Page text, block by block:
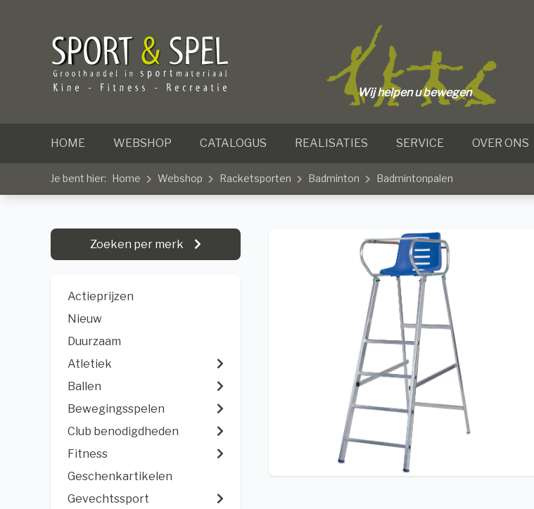
Wij helpen u bewegen
HOME WEBSHOP CATALOGUS REALISATIES SERVICE OVER ONS
Je bent hier: Home Webshop Racketsporten Badminton Badmintonpalen
Zoeken per merk
Actieprijzen
Nieuw
Duurzaam
Atletiek
Ballen
Bewegingsspelen
Club benodigdheden
Fitness
Geschenkartikelen
Gevechtssport